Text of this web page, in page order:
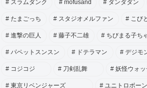
スラムダンク mofusand ダンダダン
たまごっち スタジオメルファン こび
進撃の巨人 藤子不二雄 ちびまる子ち
パペットスンスン ドテラマン デジモ
コジコジ 刀剣乱舞 妖怪ウォッ
東京リベンジャーズ ユニトロボーン